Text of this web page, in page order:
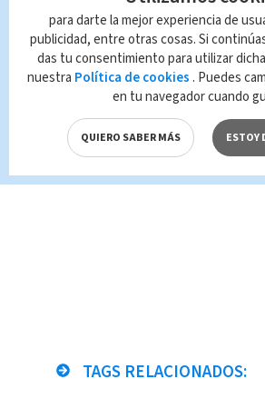
Así llegan los
las eliminatorias
Pines de más de 9
colones para los
Cervezas y aperitivos
de precio
Camión colisiona
TAGS RELACIONADOS:
para darte la mejor experiencia de
publicidad, entre otras cosas. Si
das tu consentimiento para utilizar
nuestra Política de cookies . Puedes
en tu navegador cuando
QUIERO SABER MÁS ESTOY